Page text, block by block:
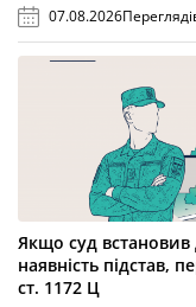
07.08.2026
Якщо суд
наявність підстав,
ст. 1172 Ц